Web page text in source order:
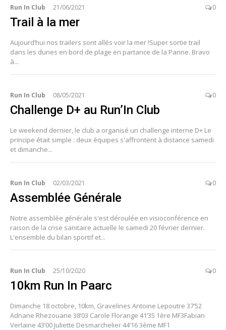
Run In Club 21/06/2021 0
Trail à la mer
Aujourd’hui nos trailers sont allés voir la mer !Super sortie trail
dans les dunes en bord de plage en partance de la Panne. Bravo
à...
Run In Club 08/05/2021 0
Challenge D+ au Run’In Club
Le weekend dernier, le club a organisé un challenge interne D+ Le
principe était simple : deux équipes s'affrontent à distance samedi
et dimanche...
Run In Club 02/03/2021 0
Assemblée Générale
Notre assemblée générale s'est déroulée en visioconférence en
raison de la crise sanitaire actuelle le samedi 20 février dernier.
L'ensemble du bilan sportif et...
Run In Club 25/10/2020 0
10km Run In Paarc
Dimanche 18 octobre, 10km, Gravelines Antoine Lepoutre 37’52
Adnane Rhezouane 38’03 Carole Florange 41’35 1ère MF3Fabian
Verlaine 43’00 Juliette Desmarchelier 44’16 3ème MF1